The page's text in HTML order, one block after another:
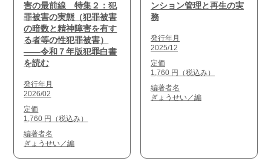
害の最前線 特集２：犯
罪被害の実態（犯罪被害
の暗数と精神障害を有す
る者等の性犯罪被害）
――令和７年版犯罪白書
を読む
発行年月
2026/02
定価
1,760 円（税込み）
編著者名
ぎょうせい／編
ンション管理と再生の実
務
発行年月
2025/12
定価
1,760 円（税込み）
編著者名
ぎょうせい／編